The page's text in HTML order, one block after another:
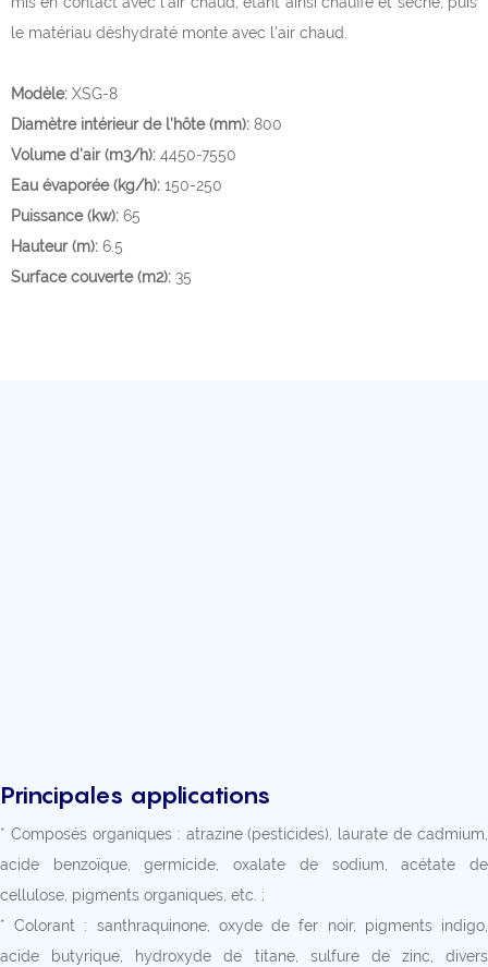
le matériau déshydraté monte avec l'air chaud.
Modèle: XSG-8
Diamètre intérieur de l'hôte (mm): 800
Volume d'air (m3/h): 4450-7550
Eau évaporée (kg/h): 150-250
Puissance (kw): 65
Hauteur (m): 6.5
Surface couverte (m2): 35
Principales applications
* Composés organiques : atrazine (pesticides), laurate de cadmium,
acide benzoïque, germicide, oxalate de sodium, acétate de
cellulose, pigments organiques, etc. ;
* Colorant : santhraquinone, oxyde de fer noir, pigments indigo,
acide butyrique, hydroxyde de titane, sulfure de zinc, divers